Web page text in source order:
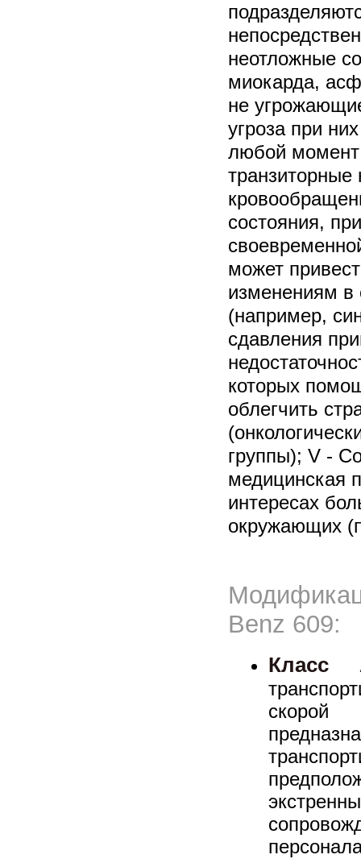
неотложные
миокарда,
не
угроза при
любой момент
транзиторные
состояния,
может
изменениям в
(например,
сдавления
которых
облегчить
группы); V -
медицинская
интересах
окружающих
Benz 609:
Класс
скорой